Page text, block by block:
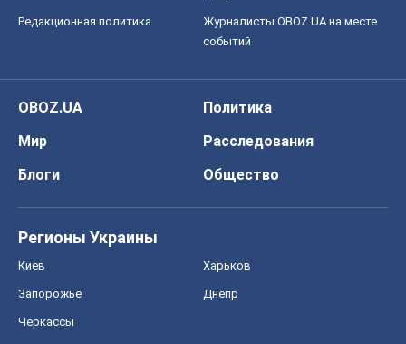
Редакционная политика
Журналисты OBOZ.UA на месте
событий
OBOZ.UA
Политика
Мир
Расследования
Блоги
Общество
Регионы Украины
Киев Харьков
Запорожье Днепр
Черкассы